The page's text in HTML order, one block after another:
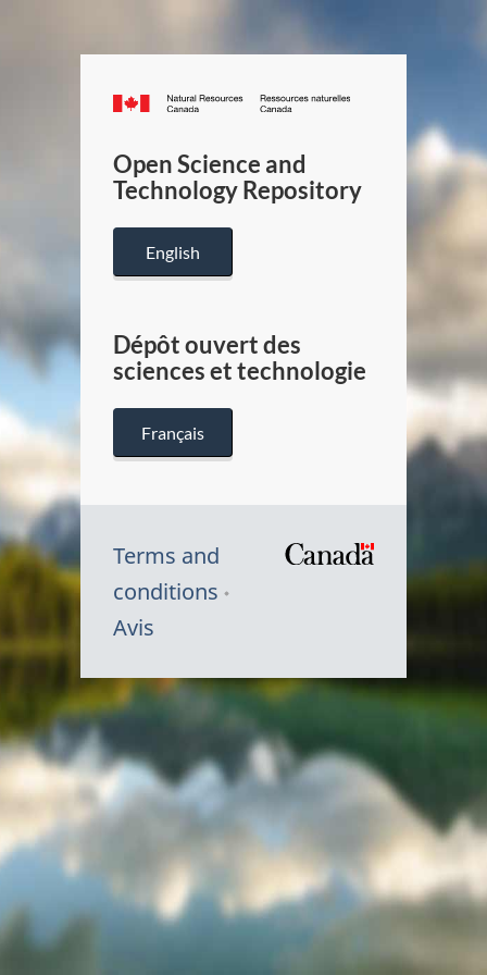
Canada.ca
/
Canada
Open Science and
Technology Repository
English
Dépôt ouvert des
sciences et technologie
Français
Terms and
conditions
Avis
Symbole
du